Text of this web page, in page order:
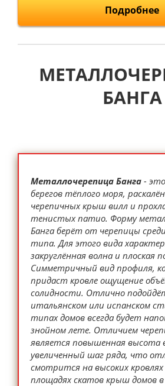
Подробнее
БАНГА
Металлочерепица Банга -
берегов тёплого моря,
черепичных крыш вилл и
тенистых патио. Форму
Банга берёт от черепицы
типа. Для этого вида
закруглённая волна и плоская
Симметричный вид профиля,
придаст кровле ощущение
солидности. Отлично
итальянском или испанском
типах домов всегда будет
знойном лете. Отличием
является повышенная высота
увеличенный шаг ряда, что
смотрится на высоких
площадях скатов крыш домов в